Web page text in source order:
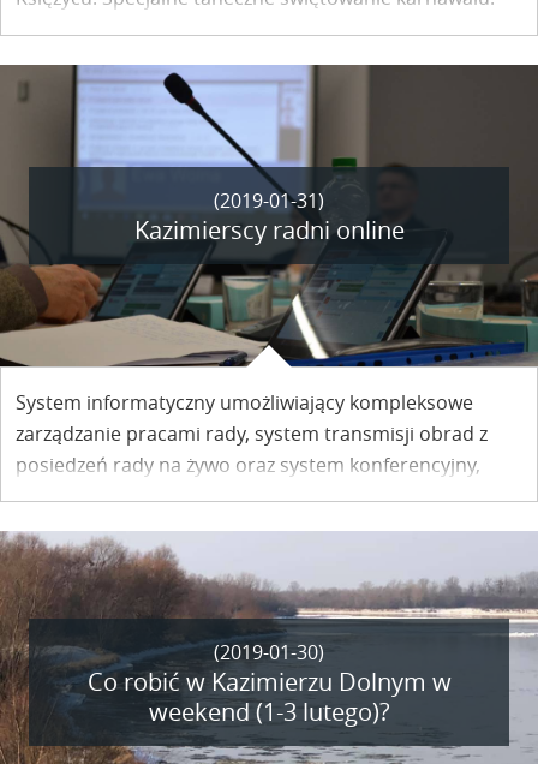
Gość specjalny i duchowy przewodnik Święta Wolności
Xsiądz Maken Mirosław Maken Dzięciołowski.
(2019-01-31)
Kazimierscy radni online
System informatyczny umożliwiający kompleksowe
zarządzanie pracami rady, system transmisji obrad z
posiedzeń rady na żywo oraz system konferencyjny,
który obejmuje mikrofony dla radnych a także
niezbędne do obsługi systemu tablety dla członków
rady – sesje Rady Miejskiej w Kazimierzu Dolnym
wyglądają teraz zupełnie inczej.
(2019-01-30)
Co robić w Kazimierzu Dolnym w
weekend (1-3 lutego)?